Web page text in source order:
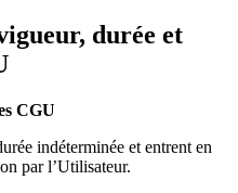
durée et
CGU
indéterminée et entrent en
par l’Utilisateur.